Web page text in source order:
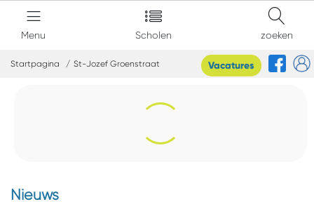
Menu Scholen zoeken
Startpagina St-Jozef Groenstraat Vacatures
Nieuws